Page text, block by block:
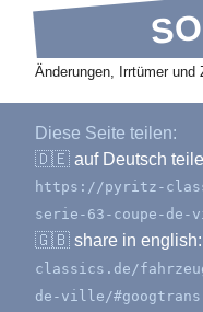
Änderungen, Irrtümer und
Diese Seite teilen:
🇩🇪 auf Deutsch
https://pyritz-
serie-63-coupe-
🇬🇧 share in english:
classics.de/
de-ville/